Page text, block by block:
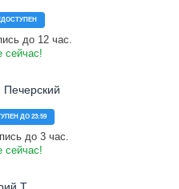
до 12 час.
сейчас!
Печерский
ДО 23:59
до 3 час.
сейчас!